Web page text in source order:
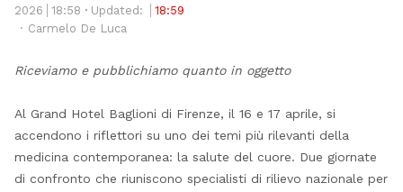
2026
18:58 Updated:
18:59
Author
Carmelo De Luca
Riceviamo e pubblichiamo quanto in oggetto
Al Grand Hotel Baglioni di Firenze, il 16 e 17 aprile, si
accendono i riflettori su uno dei temi più rilevanti della
medicina contemporanea: la salute del cuore. Due giornate
di confronto che riuniscono specialisti di rilievo nazionale per